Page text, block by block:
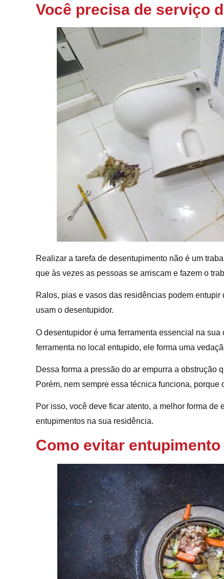
Você precisa de serviço
Realizar a tarefa de desentupimento não é um
que às vezes as pessoas se arriscam e fazem o
Ralos, pias e vasos das residências podem
usam o desentupidor.
O desentupidor é uma ferramenta essencial na
ferramenta no local entupido, ele forma uma
Dessa forma a pressão do ar empurra a obstrução
Porém, nem sempre essa técnica funciona,
Por isso, você deve ficar atento, a melhor forma
entupimentos na sua residência.
Como evitar